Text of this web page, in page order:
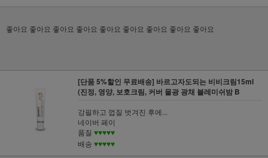
좋아요 좋아요 좋아요 좋아요 좋아요 좋아요 좋아요 좋아요 좋아요
[단품 5%할인 무료배송] 바르고자도되는 비비크림15ml
(진정, 영양, 보호크림, 커버 물광 광채 블레미쉬밤 B
강필하고 껍질 벗겨진 후에...
네이버 페이
품질 ♥♥♥♥♥
배송 ♥♥♥♥♥